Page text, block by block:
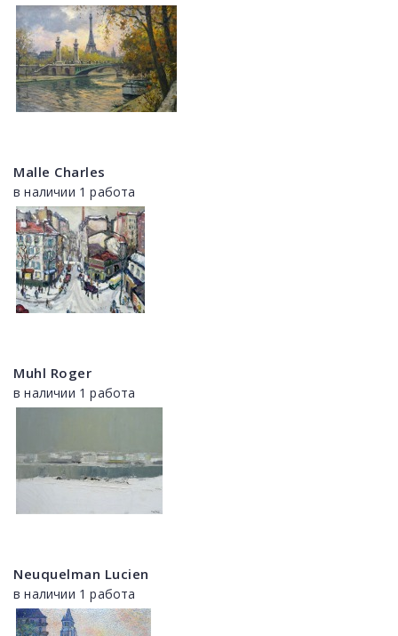
Malle Charles
в наличии 1 работа
Muhl Roger
в наличии 1 работа
Neuquelman Lucien
в наличии 1 работа